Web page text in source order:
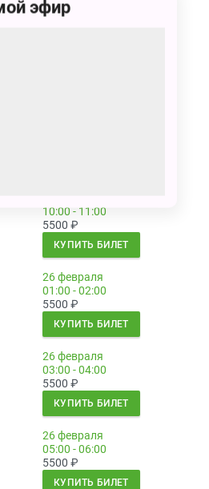
КУПИТЬ БИЛЕТ
10:00 - 11:00
5500 ₽
КУПИТЬ БИЛЕТ
26 февраля
01:00 - 02:00
5500 ₽
КУПИТЬ БИЛЕТ
26 февраля
03:00 - 04:00
5500 ₽
КУПИТЬ БИЛЕТ
26 февраля
05:00 - 06:00
5500 ₽
КУПИТЬ БИЛЕТ
эфир